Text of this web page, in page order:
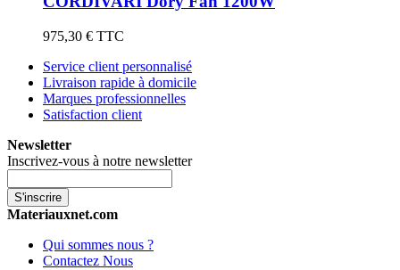
975,30 € TTC
Service client personnalisé
Livraison rapide à domicile
Marques professionnelles
Satisfaction client
Newsletter
Inscrivez-vous à notre newsletter
S'inscrire
Materiauxnet.com
Qui sommes nous ?
Contactez Nous